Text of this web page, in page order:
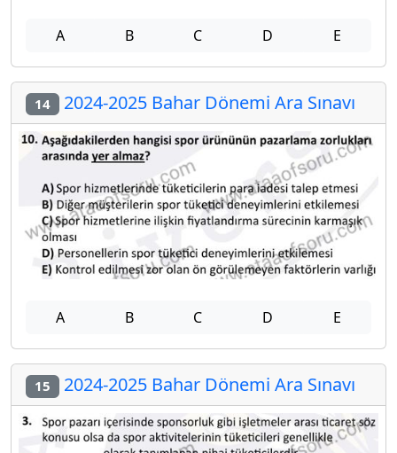
A B C D E
14 2024-2025 Bahar Dönemi Ara Sınavı
A B C D E
15 2024-2025 Bahar Dönemi Ara Sınavı